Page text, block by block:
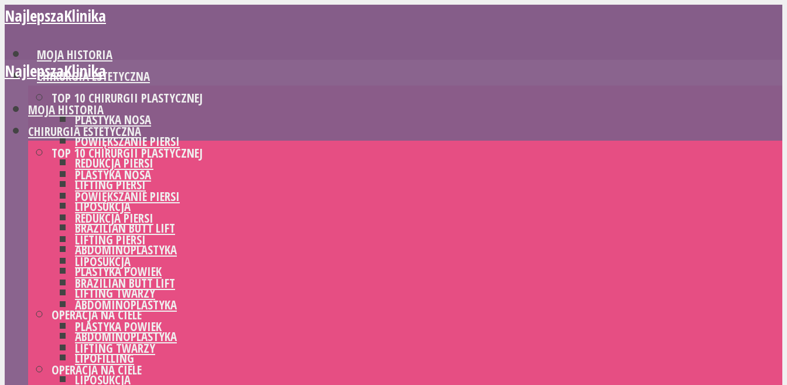
NajlepszaKlinika
MOJA HISTORIA
CHIRURGIA ESTETYCZNA
TOP 10 CHIRURGII PLASTYCZNEJ
PLASTYKA NOSA
POWIĘKSZANIE PIERSI
REDUKCJA PIERSI
LIFTING PIERSI
LIPOSUKCJA
BRAZILIAN BUTT LIFT
ABDOMINOPLASTYKA
PLASTYKA POWIEK
LIFTING TWARZY
OPERACJA NA CIELE
ABDOMINOPLASTYKA
LIPOFILLING
LIPOSUKCJA
NajlepszaKlinika
MOJA HISTORIA
CHIRURGIA ESTETYCZNA
TOP 10 CHIRURGII PLASTYCZNEJ
PLASTYKA NOSA
POWIĘKSZANIE PIERSI
REDUKCJA PIERSI
LIFTING PIERSI
LIPOSUKCJA
BRAZILIAN BUTT LIFT
ABDOMINOPLASTYKA
PLASTYKA POWIEK
LIFTING TWARZY
OPERACJA NA CIELE